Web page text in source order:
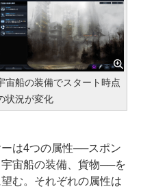
宙船の装備でスタート時点
状況が変化
は4つの属性──スポン
宙船の装備、貨物──を
む。それぞれの属性は